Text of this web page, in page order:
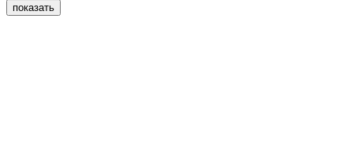
показать